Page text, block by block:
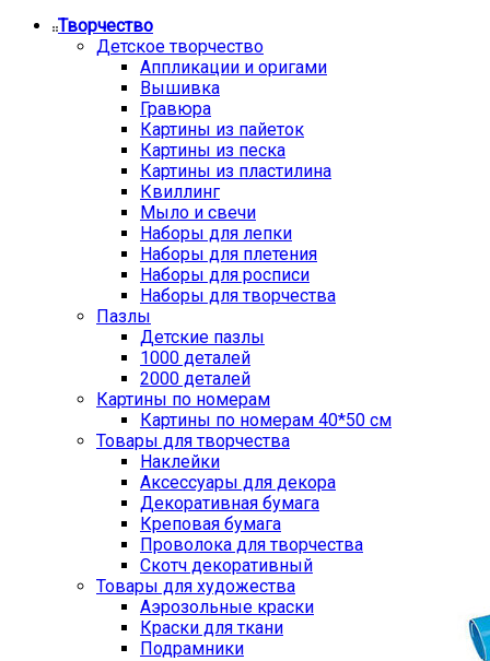
Творчество
Детское творчество
Аппликации и оригами
Вышивка
Гравюра
Картины из пайеток
Картины из песка
Картины из пластилина
Квиллинг
Мыло и свечи
Наборы для лепки
Наборы для плетения
Наборы для росписи
Наборы для творчества
Пазлы
Детские пазлы
1000 деталей
2000 деталей
Картины по номерам
Картины по номерам 40*50 см
Товары для творчества
Наклейки
Аксессуары для декора
Декоративная бумага
Креповая бумага
Проволока для творчества
Скотч декоративный
Товары для художества
Аэрозольные краски
Краски для ткани
Подрамники